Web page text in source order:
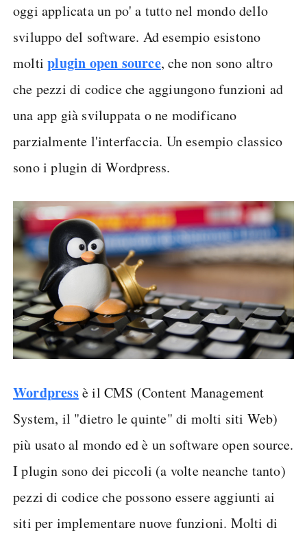
oggi applicata un po' a tutto nel mondo dello
sviluppo del software. Ad esempio esistono
moltiplugin open source, che non sono altro
che pezzi di codice che aggiungono funzioni ad
una app già sviluppata o ne modificano
parzialmente l'interfaccia. Un esempio classico
sono i plugin di Wordpress.
Wordpressè il CMS (Content Management
System, il "dietro le quinte" di molti siti Web)
più usato al mondo ed è un software open source.
I plugin sono dei piccoli (a volte neanche tanto)
pezzi di codice che possono essere aggiunti ai
siti per implementare nuove funzioni. Molti di